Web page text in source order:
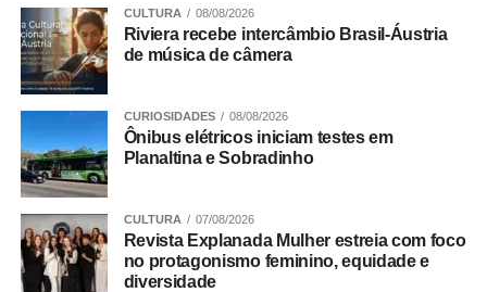
Especializado de Atendimento à Mulher (Ceam), na Casa
Abrigo ou nos Espaços Acolher.
CULTURA 08/08/2026
Riviera recebe intercâmbio Brasil-Áustria
de música de câmera
CURIOSIDADES 08/08/2026
Ônibus elétricos iniciam testes em
Planaltina e Sobradinho
CULTURA 07/08/2026
Revista Explanada Mulher estreia com foco
no protagonismo feminino, equidade e
diversidade